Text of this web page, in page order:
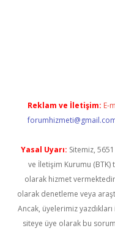
Reklam ve İletişim: E-
Yasal Uyarı: Sitemiz,
ve İletişim Kurumu (BTK)
olarak hizmet
olarak denetleme veya
Ancak, üyelerimiz
siteye üye olarak bu